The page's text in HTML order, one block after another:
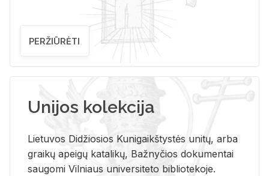
PERŽIŪRĖTI
Unijos kolekcija
Lietuvos Didžiosios Kunigaikštystės unitų, arba
graikų apeigų katalikų, Bažnyčios dokumentai
saugomi Vilniaus universiteto bibliotekoje.